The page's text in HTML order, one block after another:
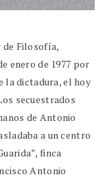
de Filosofía,
enero de 1977 por
la dictadura, el hoy
secuestrados
de Antonio
a un centro
finca
Antonio